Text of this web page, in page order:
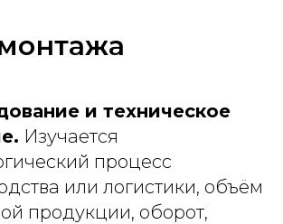
и техническое
Изучается
процесс
или логистики, объём
продукции, оборот,